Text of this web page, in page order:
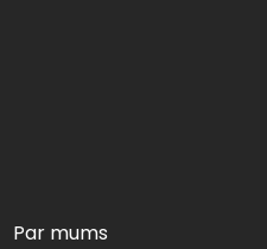
Par mums